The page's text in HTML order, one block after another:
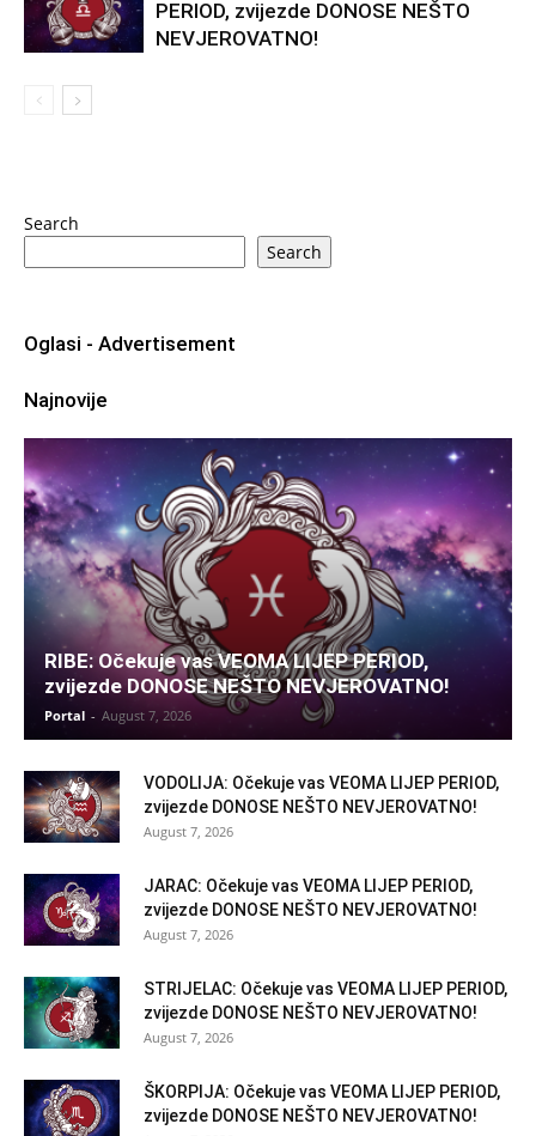
PERIOD, zvijezde DONOSE NEŠTO
NEVJEROVATNO!
Search
Search
Oglasi - Advertisement
Najnovije
RIBE: Očekuje vas VEOMA LIJEP PERIOD,
zvijezde DONOSE NEŠTO NEVJEROVATNO!
Portal - August 7, 2026
VODOLIJA: Očekuje vas VEOMA LIJEP PERIOD,
zvijezde DONOSE NEŠTO NEVJEROVATNO!
August 7, 2026
JARAC: Očekuje vas VEOMA LIJEP PERIOD,
zvijezde DONOSE NEŠTO NEVJEROVATNO!
August 7, 2026
STRIJELAC: Očekuje vas VEOMA LIJEP PERIOD,
zvijezde DONOSE NEŠTO NEVJEROVATNO!
August 7, 2026
ŠKORPIJA: Očekuje vas VEOMA LIJEP PERIOD,
zvijezde DONOSE NEŠTO NEVJEROVATNO!